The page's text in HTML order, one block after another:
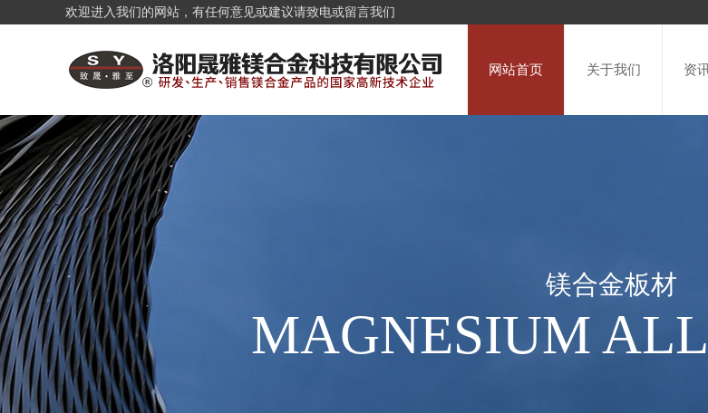
欢迎进入我们的网站，有任何意见或建议请致电或留言我们
网站首页 关于我们 资
镁合金板材
MAGNESIUM